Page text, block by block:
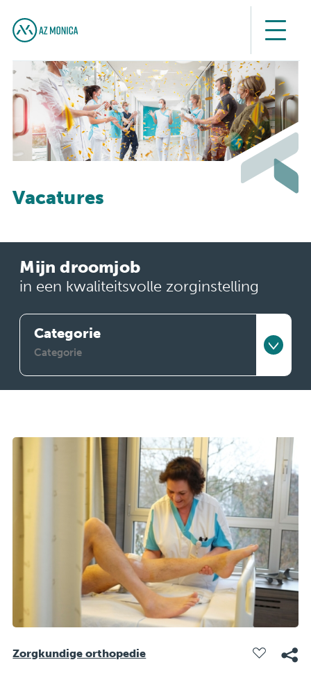
Vacatures
Mijn droomjob
in een kwaliteitsvolle zorginstelling
Categorie
Admin & ICT
Jobstudent
Leiding & staf
Paramedici
Zorgkundige orthopedie